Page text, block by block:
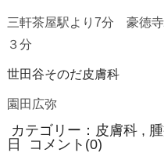
三軒茶屋駅より7分 豪徳
３分
世田谷そのだ皮膚科
園田広弥
カテゴリー： 皮膚科,
日
コメント(0)